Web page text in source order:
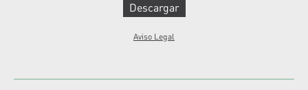
Descargar
Aviso Legal